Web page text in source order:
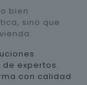
bien
sino que
expertos.
con calidad